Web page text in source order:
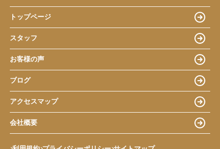
トップページ
スタッフ
お客様の声
ブログ
アクセスマップ
会社概要